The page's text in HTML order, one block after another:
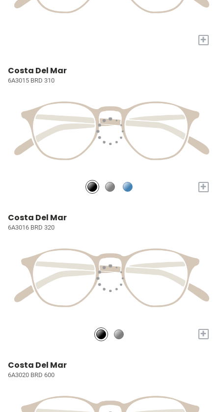
+
Costa Del Mar
6A3015 BRD 310
+
Costa Del Mar
6A3016 BRD 320
+
Costa Del Mar
6A3020 BRD 600